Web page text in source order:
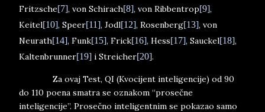
Fritzsche[7], von Schirach[8], von Ribbentrop[9],
Keitel[10], Speer[11], Jodl[12], Rosenberg[13], von
Neurath[14], Funk[15], Frick[16], Hess[17], Sauckel[18],
Kaltenbrunner[19] i Streicher[20].
Za ovaj Test, QI (Kvocijent inteligencije) od 90
do 110 poena smatra se oznakom “prosečne
inteligencije”. Prosečno inteligentnim se pokazao samo